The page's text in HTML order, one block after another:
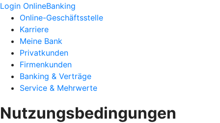
Login OnlineBanking
Online-Geschäftsstelle
Karriere
Meine Bank
Privatkunden
Firmenkunden
Banking & Verträge
Service & Mehrwerte
Nutzungsbedingungen